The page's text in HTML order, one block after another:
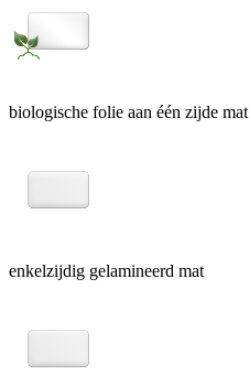
biologische folie aan één zijde mat
enkelzijdig gelamineerd mat